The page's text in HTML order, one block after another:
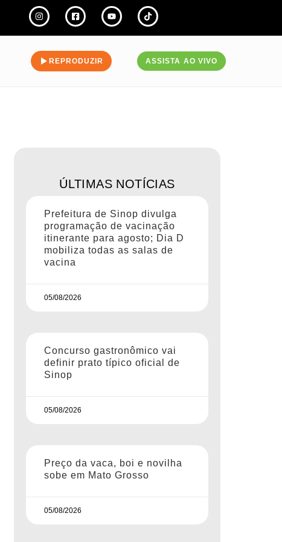
REPRODUZIR ASSISTA AO VIVO
ÚLTIMAS NOTÍCIAS
Prefeitura de Sinop divulga
programação de vacinação
itinerante para agosto; Dia D
mobiliza todas as salas de
vacina
05/08/2026
Concurso gastronômico vai
definir prato típico oficial de
Sinop
05/08/2026
Preço da vaca, boi e novilha
sobe em Mato Grosso
05/08/2026